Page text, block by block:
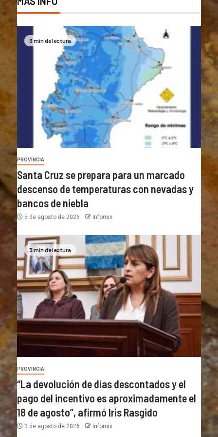
3 min de lectura
PROVINCIA
Santa Cruz se prepara para un marcado
descenso de temperaturas con nevadas y
bancos de niebla
5 de agosto de 2026 Infomix
3 min de lectura
PROVINCIA
“La devolución de días descontados y el
pago del incentivo es aproximadamente el
18 de agosto”, afirmó Iris Rasgido
3 de agosto de 2026 Infomix